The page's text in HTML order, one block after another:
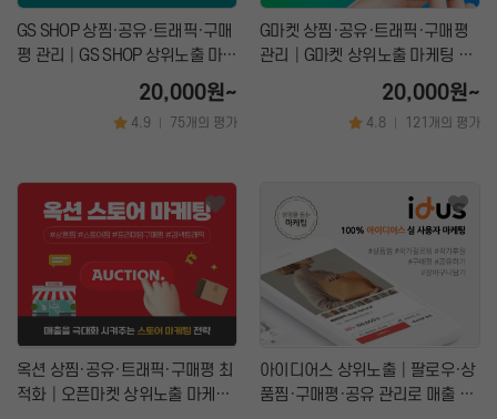
GS SHOP 상찜·공유·트래픽·구매
평 관리│GS SHOP 상위노출 마케
20,000원~
4.9 75개의 평가
G마켓 상찜·공유·트래픽·구매평
관리│G마켓 상위노출 마케팅 서
20,000원~
4.8 121개의 평가
옥션 상찜·공유·트래픽·구매평 최
적화│오픈마켓 상위노출 마케팅
아이디어스 상위노출│팔로우·상
품찜·구매평·공유 관리로 매출 올